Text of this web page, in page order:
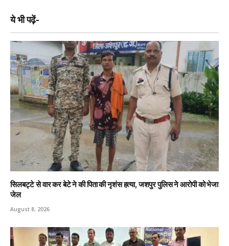
ये भी पढ़ें-
सिलबट्टे से वार कर बेटे ने की पिता की नृशंस हत्या, जशपुर पुलिस ने आरोपी को भेजा
जेल
August 8, 2026